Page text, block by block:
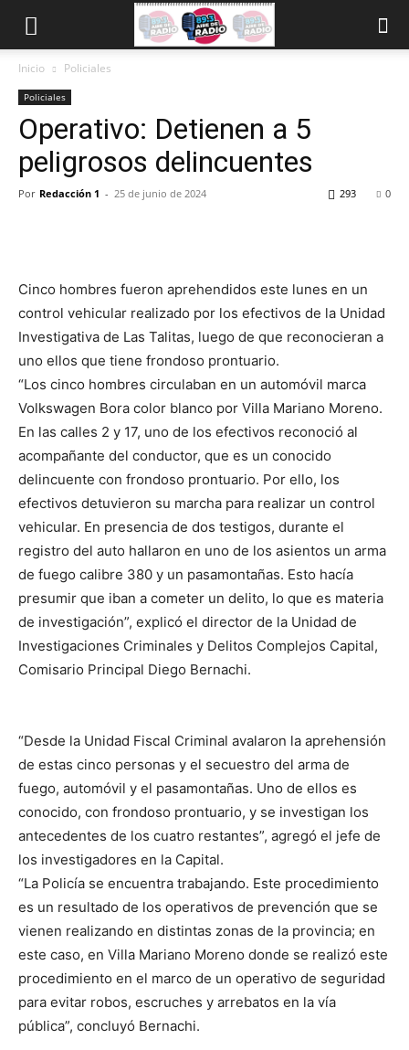
Inicio Policiales
Policiales
Operativo: Detienen a 5
peligrosos delincuentes
Por Redacción 1 - 25 de junio de 2024 0
293
Cinco hombres fueron aprehendidos este lunes en un
control vehicular realizado por los efectivos de la Unidad
Investigativa de Las Talitas, luego de que reconocieran a
uno ellos que tiene frondoso prontuario.
“Los cinco hombres circulaban en un automóvil marca
Volkswagen Bora color blanco por Villa Mariano Moreno.
En las calles 2 y 17, uno de los efectivos reconoció al
acompañante del conductor, que es un conocido
delincuente con frondoso prontuario. Por ello, los
efectivos detuvieron su marcha para realizar un control
vehicular. En presencia de dos testigos, durante el
registro del auto hallaron en uno de los asientos un arma
de fuego calibre 380 y un pasamontañas. Esto hacía
presumir que iban a cometer un delito, lo que es materia
de investigación”, explicó el director de la Unidad de
Investigaciones Criminales y Delitos Complejos Capital,
Comisario Principal Diego Bernachi.
“Desde la Unidad Fiscal Criminal avalaron la aprehensión
de estas cinco personas y el secuestro del arma de
fuego, automóvil y el pasamontañas. Uno de ellos es
conocido, con frondoso prontuario, y se investigan los
antecedentes de los cuatro restantes”, agregó el jefe de
los investigadores en la Capital.
“La Policía se encuentra trabajando. Este procedimiento
es un resultado de los operativos de prevención que se
vienen realizando en distintas zonas de la provincia; en
este caso, en Villa Mariano Moreno donde se realizó este
procedimiento en el marco de un operativo de seguridad
para evitar robos, escruches y arrebatos en la vía
pública”, concluyó Bernachi.